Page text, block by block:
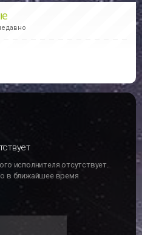
исполнителя отсутствует.
в ближайшее время